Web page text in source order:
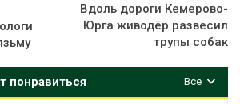
Вдоль дороги Кемерово-
Юрга живодёр развесил
трупы собак
Все
понравиться